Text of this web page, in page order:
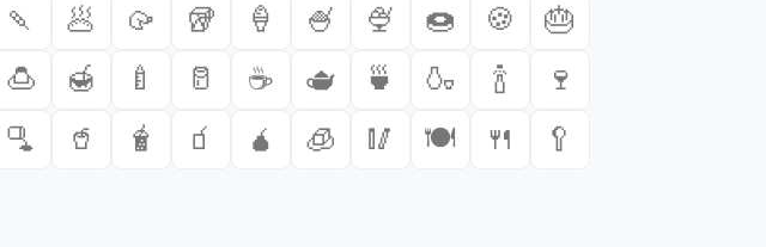
🍡 🥟 🥠 🥡 🍦 🍧 🍨 🍩 🍪
🎂
🍮 🍯 🍼 🥛 ☕ 🫖 🍵 🍶 🍾
🍷
🫗 🥤 🧋 🧃 🧉 🧊 🥢 🍽️ 🍴
🥄